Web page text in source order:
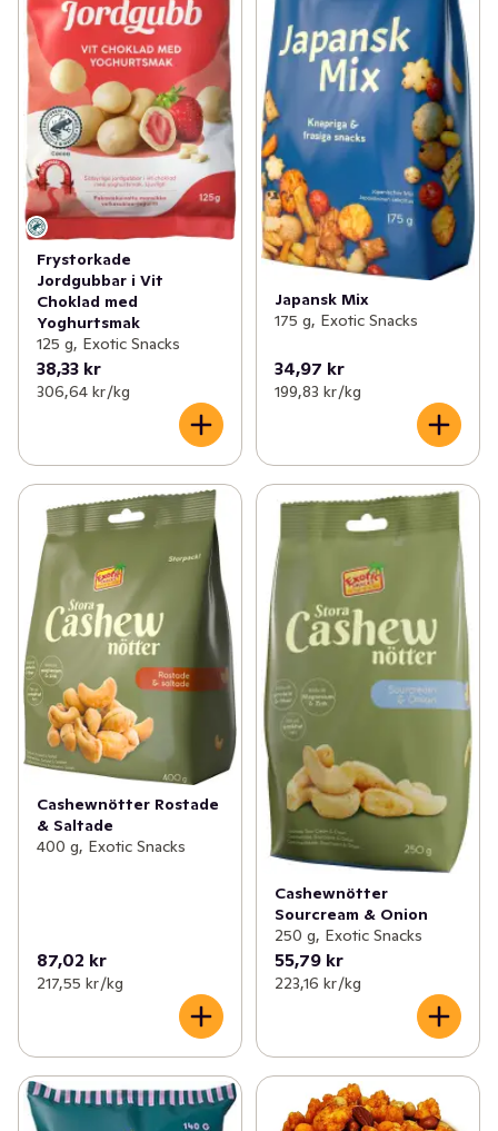
Frystorkade
Jordgubbar i Vit
Choklad med
Yoghurtsmak
125 g, Exotic Snacks
38,33 kr
306,64 kr /kg
Japansk Mix
175 g, Exotic Snacks
34,97 kr
199,83 kr /kg
Cashewnötter Rostade
& Saltade
400 g, Exotic Snacks
87,02 kr
217,55 kr /kg
Cashewnötter
Sourcream & Onion
250 g, Exotic Snacks
55,79 kr
223,16 kr /kg